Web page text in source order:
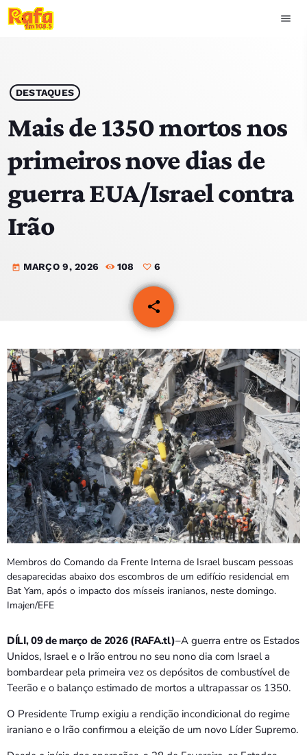
menu
play_arrow OUVIR RAFA
HOME
NOTÍCIAS
EQUIPA
TOP 15
VIDEOS
EVENTOS
CONTACTOS
PORTUGUÊS keyboard_arrow_down
TÉTUM
PORTUGUÊS
PRÓXIMOS PROGRAMAS
DESTAQUES
Mais de 1350 mortos nos
primeiros nove dias de
guerra EUA/Israel contra
Irão
today MARÇO 9, 2026 108 6
share
email
Membros do Comando da Frente Interna de Israel buscam pessoas
desaparecidas abaixo dos escombros de um edifício residencial em
Bat Yam, após o impacto dos mísseis iranianos, neste domingo.
Imajen/EFE
DÍLI, 09 de março de 2026 (RAFA.tl)–A guerra entre os Estados
Unidos, Israel e o Irão entrou no seu nono dia com Israel a
bombardear pela primeira vez os depósitos de combustível de
Teerão e o balanço estimado de mortos a ultrapassar os 1350.
O Presidente Trump exigiu a rendição incondicional do regime
iraniano e o Irão confirmou a eleição de um novo Líder Supremo.